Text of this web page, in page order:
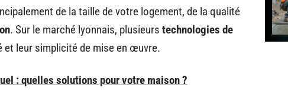
de la taille de votre logement, de la qualité
. Sur le marché lyonnais, plusieurs technologies de
leur simplicité de mise en œuvre.
: quelles solutions pour votre maison ?